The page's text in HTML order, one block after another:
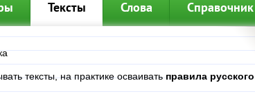
Тексты Слова Справочник
тексты, на практике осваиватьправила русского